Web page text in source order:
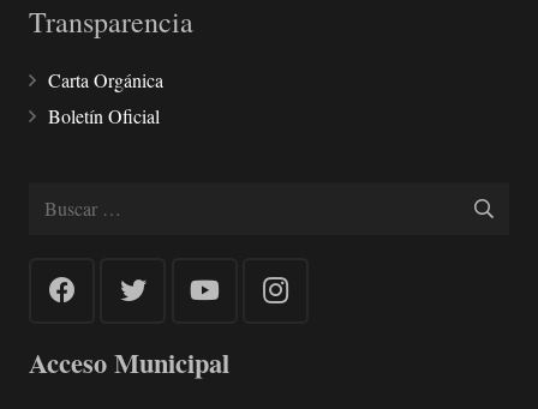
Transparencia
Carta Orgánica
Boletín Oficial
Buscar:
Acceso Municipal